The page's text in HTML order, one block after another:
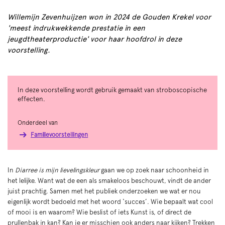
Willemijn Zevenhuijzen won in 2024 de Gouden Krekel voor
'meest indrukwekkende prestatie in een
jeugdtheaterproductie' voor haar hoofdrol in deze
voorstelling.
In Diarree is mijn lievelingskleurgaan we op zoek naar schoonheid in
het lelijke. Want wat de een als smakeloos beschouwt, vindt de ander
juist prachtig. Samen met het publiek onderzoeken we wat er nou
eigenlijk wordt bedoeld met het woord ‘succes’. Wie bepaalt wat cool
of mooi is en waarom? Wie beslist of iets Kunst is, of direct de
prullenbak in kan? Kan je er misschien ook anders naar kijken? Trekken
In deze voorstelling wordt gebruik gemaakt van stroboscopische
effecten.
Onderdeel van
Familievoorstellingen